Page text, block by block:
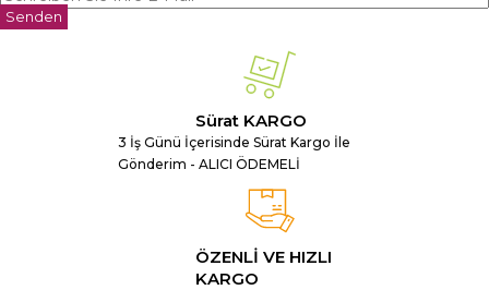
Senden
Sürat KARGO
3 İş Günü İçerisinde Sürat Kargo İle
Gönderim - ALICI ÖDEMELİ
ÖZENLİ VE HIZLI
KARGO